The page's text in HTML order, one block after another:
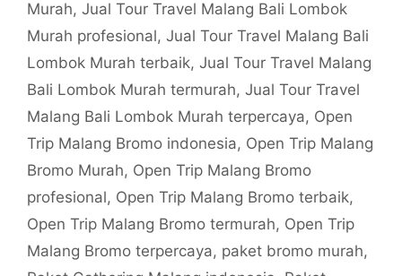
Murah, Jual Tour Travel Malang Bali Lombok
Murah profesional, Jual Tour Travel Malang Bali
Lombok Murah terbaik, Jual Tour Travel Malang
Bali Lombok Murah termurah, Jual Tour Travel
Malang Bali Lombok Murah terpercaya, Open
Trip Malang Bromo indonesia, Open Trip Malang
Bromo Murah, Open Trip Malang Bromo
profesional, Open Trip Malang Bromo terbaik,
Open Trip Malang Bromo termurah, Open Trip
Malang Bromo terpercaya, paket bromo murah,